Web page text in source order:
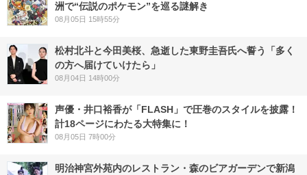
洲で“伝説のポケモン”を巡る謎解き
08月05日 15時55分
松村北斗と今田美桜、急逝した東野圭吾氏へ誓う「多く
の方へ届けていけたら」
08月04日 14時00分
声優・井口裕香が「FLASH」で圧巻のスタイルを披露！
計18ページにわたる大特集に！
08月05日 7時00分
明治神宮外苑内のレストラン・森のビアガーデンで新潟